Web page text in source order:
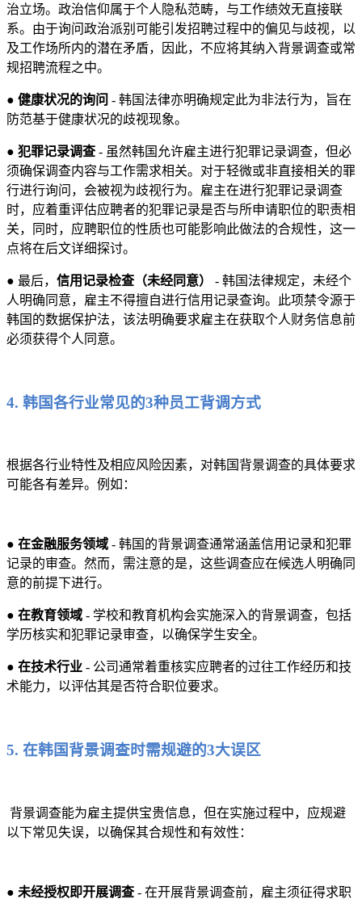
治立场。政治信仰属于个人隐私范畴，与工作绩效无直接联
系。由于询问政治派别可能引发招聘过程中的偏见与歧视，以
及工作场所内的潜在矛盾，因此，不应将其纳入背景调查或常
规招聘流程之中。
● 健康状况的询问 - 韩国法律亦明确规定此为非法行为，旨在
防范基于健康状况的歧视现象。
● 犯罪记录调查 - 虽然韩国允许雇主进行犯罪记录调查，但必
须确保调查内容与工作需求相关。对于轻微或非直接相关的罪
行进行询问，会被视为歧视行为。雇主在进行犯罪记录调查
时，应着重评估应聘者的犯罪记录是否与所申请职位的职责相
关，同时，应聘职位的性质也可能影响此做法的合规性，这一
点将在后文详细探讨。
● 最后， 信用记录检查（未经同意）
- 韩国法律规定，未经个
人明确同意，雇主不得擅自进行信用记录查询。此项禁令源于
韩国的数据保护法，该法明确要求雇主在获取个人财务信息前
必须获得个人同意。
4. 韩国各行业常见的3种员工背调方式
根据各行业特性及相应风险因素，对韩国背景调查的具体要求
可能各有差异。例如：
● 在金融服务领域 - 韩国的背景调查通常涵盖信用记录和犯罪
记录的审查。然而，需注意的是，这些调查应在候选人明确同
意的前提下进行。
● 在教育领域 - 学校和教育机构会实施深入的背景调查，包括
学历核实和犯罪记录审查，以确保学生安全。
● 在技术行业 - 公司通常着重核实应聘者的过往工作经历和技
术能力，以评估其是否符合职位要求。
5. 在韩国背景调查时需规避的3大误区
背景调查能为雇主提供宝贵信息，但在实施过程中，应规避
以下常见失误，以确保其合规性和有效性：
● 未经授权即开展调查 - 在开展背景调查前，雇主须征得求职